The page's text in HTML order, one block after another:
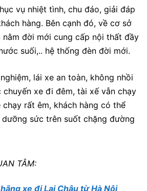
vụ nhiệt tình, chu đáo, giải đáp
hàng. Bên cạnh đó, về cơ sở
đời mới cung cấp nội thất đầy
suối,.. hệ thống đèn đời mới.
lái xe an toàn, không nhồi
chuyến xe đi đêm, tài xế vẫn chạy
rất êm, khách hàng có thể
sức trên suốt chặng đường
TÂM:
xe đi Lai Châu từ Hà Nội